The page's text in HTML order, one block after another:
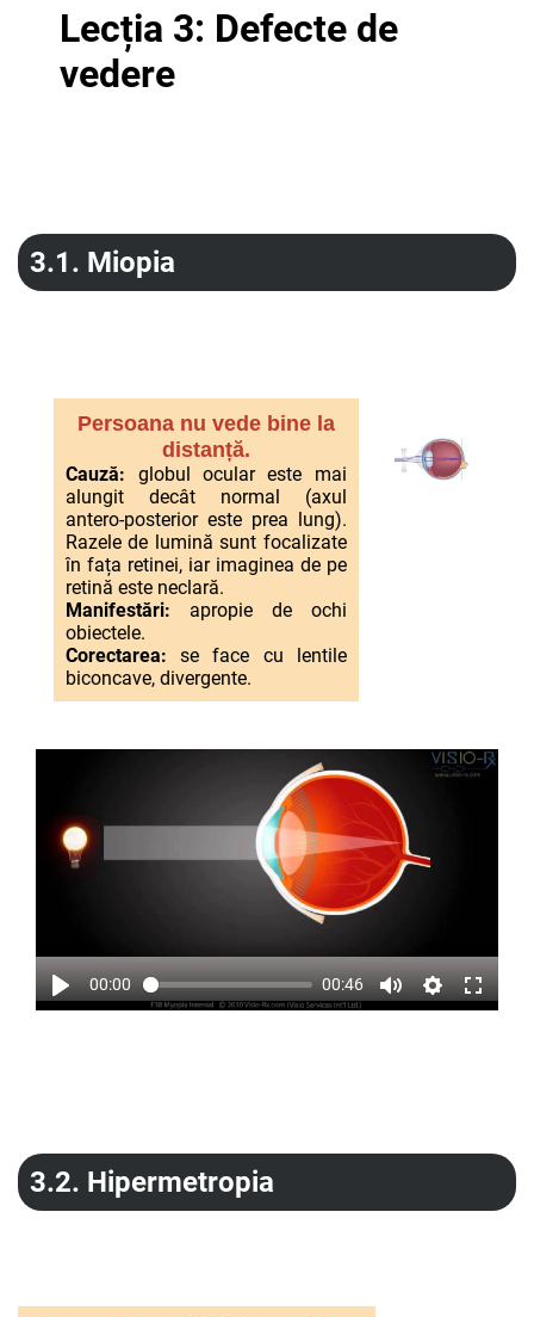
Lecția 3: Defecte de
vedere
3.1. Miopia
Persoana nu vede bine la
distanță.
Cauză: globul ocular este mai
alungit decât normal (axul
antero-posterior este prea lung).
Razele de lumină sunt focalizate
în fața retinei, iar imaginea de pe
retină este neclară.
Manifestări: apropie de ochi
obiectele.
Corectarea: se face cu lentile
biconcave, divergente.
00:00 00:46
3.2. Hipermetropia